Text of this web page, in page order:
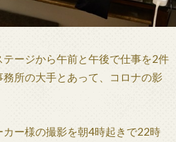
ージから午前と午後で仕事を2件
所の大手とあって、コロナの影
ー様の撮影を朝4時起きで22時